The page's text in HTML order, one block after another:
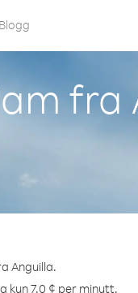
Blogg
fra
Anguilla.
kun 7.0 ¢ per minutt.